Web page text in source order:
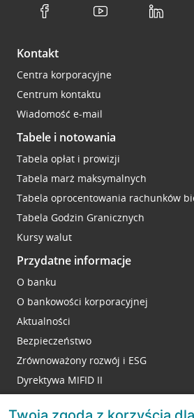
Kontakt
Centra korporacyjne
Centrum kontaktu
Wiadomość e-mail
Tabele i notowania
Tabela opłat i prowizji
Tabela marż maksymalnych
Tabela oprocentowania rachunków
Tabela Godzin Granicznych
Kursy walut
Przydatne informacje
O banku
O bankowości korporacyjnej
Aktualności
Bezpieczeństwo
Zrównoważony rozwój i ESG
Dyrektywa MIFID II